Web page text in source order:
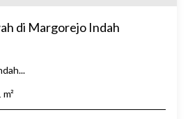
di Margorejo Indah
m²